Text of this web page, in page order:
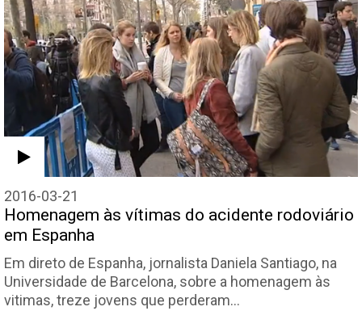
2016-03-21
Homenagem às vítimas do acidente rodoviário
em Espanha
Em direto de Espanha, jornalista Daniela Santiago, na
Universidade de Barcelona, sobre a homenagem às
vitimas, treze jovens que perderam…